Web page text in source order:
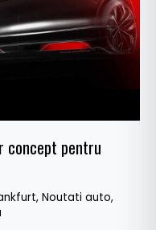
concept pentru
, Noutati auto,